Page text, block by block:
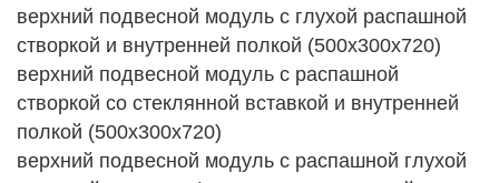
верхний подвесной модуль с глухой распашной
створкой и внутренней полкой (500х300х720)
верхний подвесной модуль с распашной
створкой со стеклянной вставкой и внутренней
полкой (500х300х720)
верхний подвесной модуль с распашной глухой